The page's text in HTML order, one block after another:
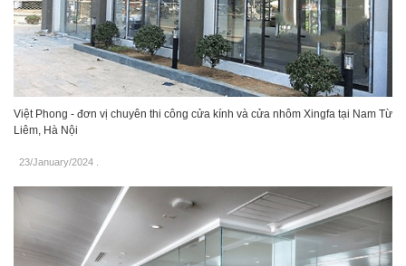
Việt Phong - đơn vị chuyên thi công cửa kính và cửa nhôm Xingfa tại Nam Từ
Liêm, Hà Nội
23/January/2024